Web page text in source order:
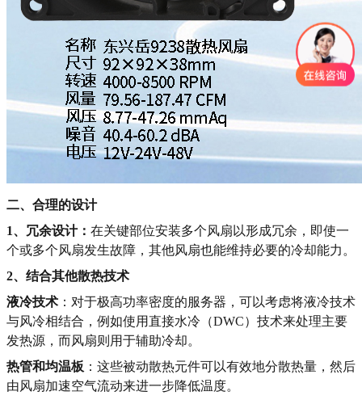
二、合理的设计
1、冗余设计： 在关键部位安装多个风扇以形成冗余，即使一
个或多个风扇发生故障，其他风扇也能维持必要的冷却能力。
2、结合其他散热技术
液冷技术 ：对于极高功率密度的服务器，可以考虑将液冷技术
与风冷相结合，例如使用直接水冷（DWC）技术来处理主要
发热源，而风扇则用于辅助冷却。
热管和均温板 ：这些被动散热元件可以有效地分散热量，然后
由风扇加速空气流动来进一步降低温度。